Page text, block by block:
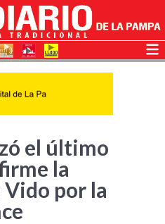
el último
la
Vido por la